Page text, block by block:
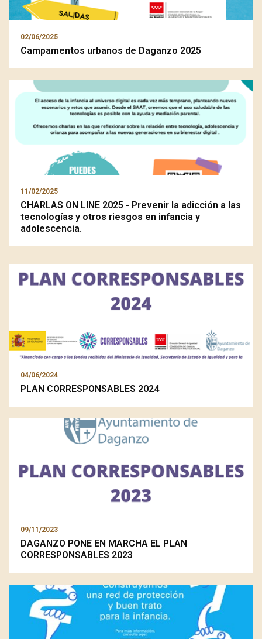
02/06/2025
Campamentos urbanos de Daganzo 2025
11/02/2025
CHARLAS ON LINE 2025 - Prevenir la adicción a las
tecnologías y otros riesgos en infancia y
adolescencia.
04/06/2024
PLAN CORRESPONSABLES 2024
09/11/2023
DAGANZO PONE EN MARCHA EL PLAN
CORRESPONSABLES 2023